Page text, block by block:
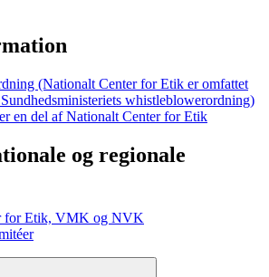
(Nationalt Center for Etik er omfattet
whistleblowerordning)
en del af Nationalt Center for Etik
og regionale
for Etik, VMK og NVK